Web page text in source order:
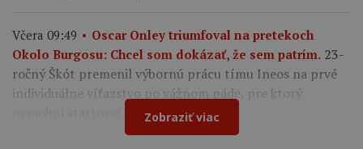
Včera 09:49
Oscar Onley triumfoval na pretekoch
Okolo Burgosu: Chcel som dokázať, že sem patrím. 23-
ročný Škót premenil výbornú prácu tímu Ineos na prvé
individuálne víťazstvo po vážnom páde, pre ktorý
nemohol štartovať na Tour de France.
Zobraziť viac